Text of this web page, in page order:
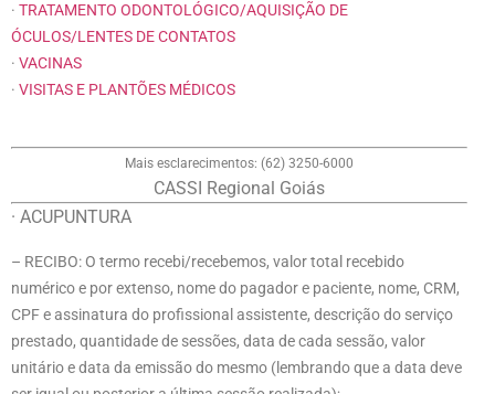
· TRATAMENTO ODONTOLÓGICO/AQUISIÇÃO DE
ÓCULOS/LENTES DE CONTATOS
· VACINAS
· VISITAS E PLANTÕES MÉDICOS
Mais esclarecimentos: (62) 3250-6000
CASSI Regional Goiás
· ACUPUNTURA
– RECIBO: O termo recebi/recebemos, valor total recebido
numérico e por extenso, nome do pagador e paciente, nome, CRM,
CPF e assinatura do profissional assistente, descrição do serviço
prestado, quantidade de sessões, data de cada sessão, valor
unitário e data da emissão do mesmo (lembrando que a data deve